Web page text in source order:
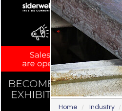
Home Industry